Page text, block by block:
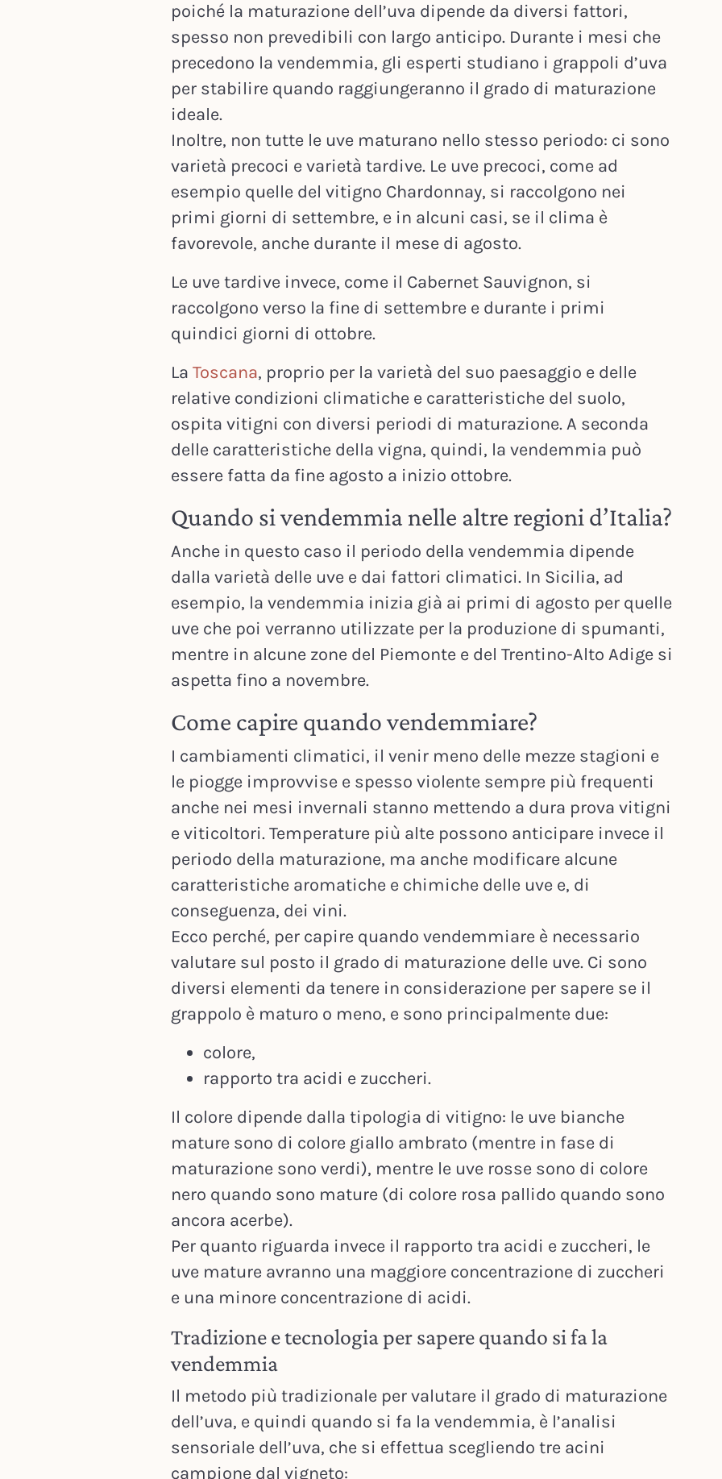
poiché la maturazione dell’uva dipende da diversi fattori,
spesso non prevedibili con largo anticipo. Durante i mesi che
precedono la vendemmia, gli esperti studiano i grappoli d’uva
per stabilire quando raggiungeranno il grado di maturazione
ideale.
Inoltre, non tutte le uve maturano nello stesso periodo: ci sono
varietà precoci e varietà tardive. Le uve precoci, come ad
esempio quelle del vitigno Chardonnay, si raccolgono nei
primi giorni di settembre, e in alcuni casi, se il clima è
favorevole, anche durante il mese di agosto.
Le uve tardive invece, come il Cabernet Sauvignon, si
raccolgono verso la fine di settembre e durante i primi
quindici giorni di ottobre.
La Toscana, proprio per la varietà del suo paesaggio e delle
relative condizioni climatiche e caratteristiche del suolo,
ospita vitigni con diversi periodi di maturazione. A seconda
delle caratteristiche della vigna, quindi, la vendemmia può
essere fatta da fine agosto a inizio ottobre.
Quando si vendemmia nelle altre regioni d’Italia?
Anche in questo caso il periodo della vendemmia dipende
dalla varietà delle uve e dai fattori climatici. In Sicilia, ad
esempio, la vendemmia inizia già ai primi di agosto per quelle
uve che poi verranno utilizzate per la produzione di spumanti,
mentre in alcune zone del Piemonte e del Trentino-Alto Adige si
aspetta fino a novembre.
Come capire quando vendemmiare?
I cambiamenti climatici, il venir meno delle mezze stagioni e
le piogge improvvise e spesso violente sempre più frequenti
anche nei mesi invernali stanno mettendo a dura prova vitigni
e viticoltori. Temperature più alte possono anticipare invece il
periodo della maturazione, ma anche modificare alcune
caratteristiche aromatiche e chimiche delle uve e, di
conseguenza, dei vini.
Ecco perché, per capire quando vendemmiare è necessario
valutare sul posto il grado di maturazione delle uve. Ci sono
diversi elementi da tenere in considerazione per sapere se il
grappolo è maturo o meno, e sono principalmente due:
colore,
rapporto tra acidi e zuccheri.
Il colore dipende dalla tipologia di vitigno: le uve bianche
mature sono di colore giallo ambrato (mentre in fase di
maturazione sono verdi), mentre le uve rosse sono di colore
nero quando sono mature (di colore rosa pallido quando sono
ancora acerbe).
Per quanto riguarda invece il rapporto tra acidi e zuccheri, le
uve mature avranno una maggiore concentrazione di zuccheri
e una minore concentrazione di acidi.
Tradizione e tecnologia per sapere quando si fa la
vendemmia
Il metodo più tradizionale per valutare il grado di maturazione
dell’uva, e quindi quando si fa la vendemmia, è l’analisi
sensoriale dell’uva, che si effettua scegliendo tre acini
campione dal vigneto: